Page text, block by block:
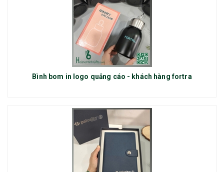
Bình bom in logo quảng cáo - khách hàng fortra